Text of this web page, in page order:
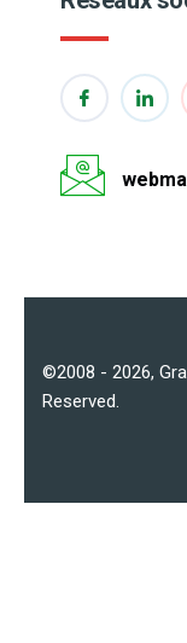
©2008 - 2026,
Reserved.